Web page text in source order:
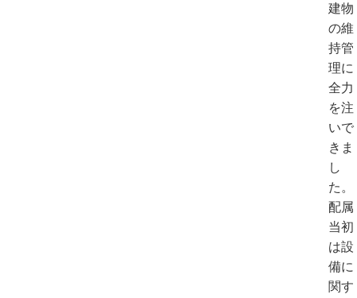
建物
の維
持管
理に
全力
を注
いで
きま
し
た。
配属
当初
は設
備に
関す